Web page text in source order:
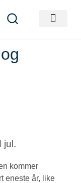
jul.
kommer
eneste år, like